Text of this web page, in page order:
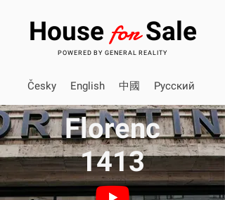
House forSale
POWERED BY GENERAL REALITY
Česky English 中國 Pусский
Florenc
1413